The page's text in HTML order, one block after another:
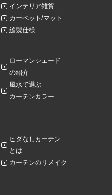
インテリア雑貨
カーペット/マット
縫製仕様
ローマンシェード
の紹介
風水で選ぶ
カーテンカラー
ヒダなしカーテン
とは
カーテンのリメイク